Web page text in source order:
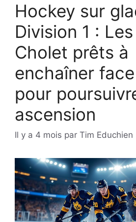
Hockey sur
Division 1 :
Cholet prêts à
enchaîner
pour
ascension
Il y a 4 mois par Tim Educhien